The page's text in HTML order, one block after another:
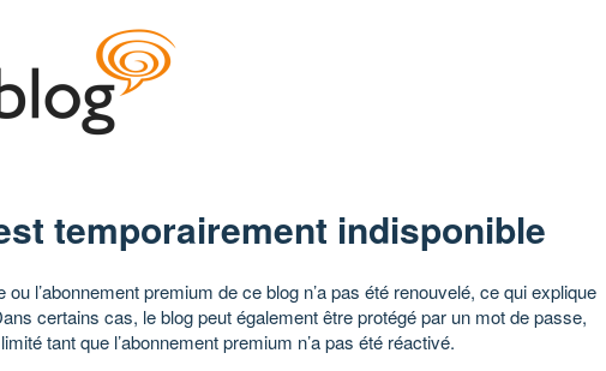
temporairement indisponible
ou l’abonnement premium de ce blog n’a pas été renouvelé, ce qui explique
certains cas, le blog peut également être protégé par un mot de passe,
tant que l’abonnement premium n’a pas été réactivé.